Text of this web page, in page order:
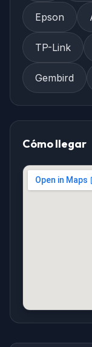
Epson
TP-Link
Gembird
Cómo llegar